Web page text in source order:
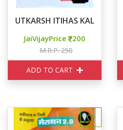
UTKARSH ITIHAS KALA
JaiVijayPrice 200
M.R.P. 250
ADD TO CART